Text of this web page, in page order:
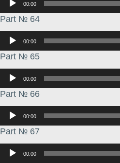
00:00
Part № 64
Аудиоплеер
00:00
Part № 65
Аудиоплеер
00:00
Part № 66
Аудиоплеер
00:00
Part № 67
Аудиоплеер
00:00